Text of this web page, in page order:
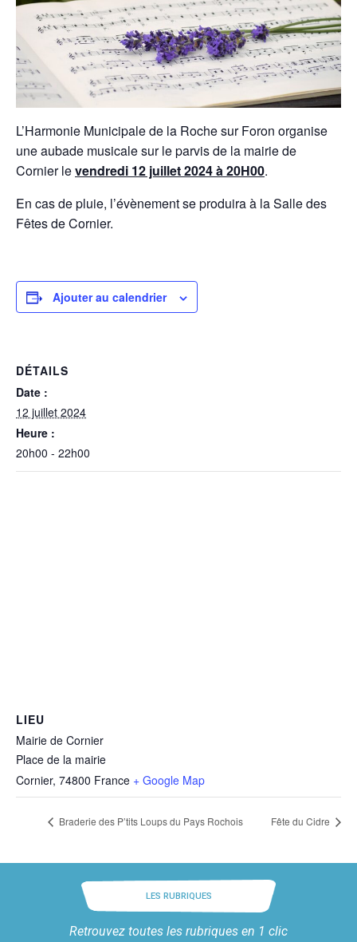
L’Harmonie Municipale de la Roche sur Foron organise
une aubade musicale sur le parvis de la mairie de
Cornier levendredi 12 juillet 2024 à 20H00.
En cas de pluie, l’évènement se produira à la Salle des
Fêtes de Cornier.
Ajouter au calendrier
DÉTAILS
Date :
12 juillet 2024
Heure :
20h00 - 22h00
LIEU
Mairie de Cornier
Place de la mairie
Cornier, 74800 France + Google Map
Braderie des P’tits Loups du Pays Rochois Fête du Cidre
LES RUBRIQUES
Retrouvez toutes les rubriques en 1 clic